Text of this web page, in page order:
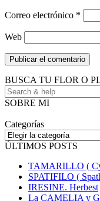
Correo electrónico *
Web
BUSCA TU FLOR O
Búsqueda
de:
SOBRE MI
Categorías
Categorías
ÚLTIMOS POSTS
TAMARILLO (
SPATIFILO (
IRESINE. Herbest
La CAMELIA y